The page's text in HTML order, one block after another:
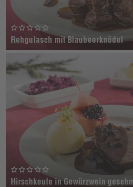
Rehgulasch mit Blaubeerknödel
Hirschkeule in Gewürzwein